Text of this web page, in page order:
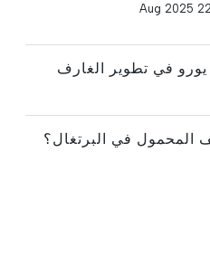
22 Aug 2025
المحمول في البرتغال؟